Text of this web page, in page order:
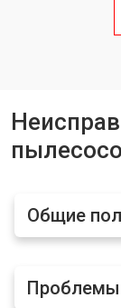
Общие
Проблемы